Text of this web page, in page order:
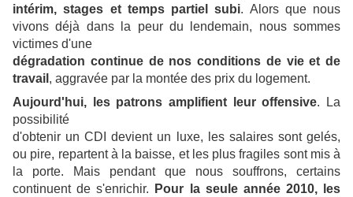
intérim, stages et temps partiel subi. Alors que nous
vivons déjà dans la peur du lendemain, nous sommes
victimes d'une
dégradation continue de nos conditions de vie et de
travail , aggravée par la montée des prix du logement.
Aujourd'hui, les patrons amplifient leur offensive. La
possibilité
d'obtenir un CDI devient un luxe, les salaires sont gelés,
ou pire, repartent à la baisse, et les plus fragiles sont mis à
la porte. Mais pendant que nous souffrons, certains
continuent de s'enrichir.
Pour la seule année 2010, les